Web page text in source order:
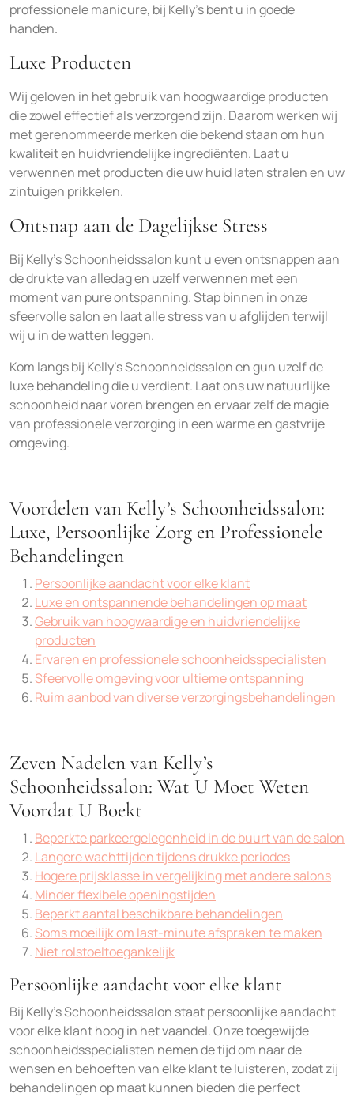
professionele manicure, bij Kelly’s bent u in goede
handen.
Luxe Producten
Wij geloven in het gebruik van hoogwaardige producten
die zowel effectief als verzorgend zijn. Daarom werken wij
met gerenommeerde merken die bekend staan om hun
kwaliteit en huidvriendelijke ingrediënten. Laat u
verwennen met producten die uw huid laten stralen en uw
zintuigen prikkelen.
Ontsnap aan de Dagelijkse Stress
Bij Kelly’s Schoonheidssalon kunt u even ontsnappen aan
de drukte van alledag en uzelf verwennen met een
moment van pure ontspanning. Stap binnen in onze
sfeervolle salon en laat alle stress van u afglijden terwijl
wij u in de watten leggen.
Kom langs bij Kelly’s Schoonheidssalon en gun uzelf de
luxe behandeling die u verdient. Laat ons uw natuurlijke
schoonheid naar voren brengen en ervaar zelf de magie
van professionele verzorging in een warme en gastvrije
omgeving.
Voordelen van Kelly’s Schoonheidssalon:
Luxe, Persoonlijke Zorg en Professionele
Behandelingen
Persoonlijke aandacht voor elke klant
Luxe en ontspannende behandelingen op maat
Gebruik van hoogwaardige en huidvriendelijke
producten
Ervaren en professionele schoonheidsspecialisten
Sfeervolle omgeving voor ultieme ontspanning
Ruim aanbod van diverse verzorgingsbehandelingen
Zeven Nadelen van Kelly’s
Schoonheidssalon: Wat U Moet Weten
Voordat U Boekt
Beperkte parkeergelegenheid in de buurt van de salon
Langere wachttijden tijdens drukke periodes
Hogere prijsklasse in vergelijking met andere salons
Minder flexibele openingstijden
Beperkt aantal beschikbare behandelingen
Soms moeilijk om last-minute afspraken te maken
Niet rolstoeltoegankelijk
Persoonlijke aandacht voor elke klant
Bij Kelly’s Schoonheidssalon staat persoonlijke aandacht
voor elke klant hoog in het vaandel. Onze toegewijde
schoonheidsspecialisten nemen de tijd om naar de
wensen en behoeften van elke klant te luisteren, zodat zij
behandelingen op maat kunnen bieden die perfect